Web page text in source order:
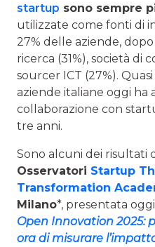
startup sono sempre
utilizzate come fonti di
27% delle aziende,
ricerca (31%), società di
sourcer ICT (27%).
aziende italiane oggi ha
collaborazione con
tre anni.
Sono alcuni dei risultati
Osservatori Startup
Transformation
Milano*, presentata
Open Innovation 2025:
ora di misurare